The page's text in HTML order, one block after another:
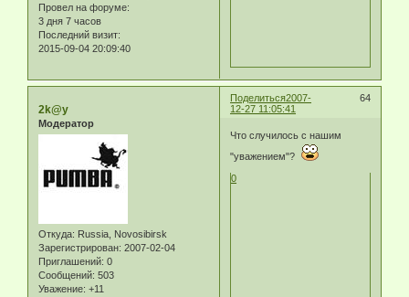
Провел на форуме:
3 дня 7 часов
Последний визит:
2015-09-04 20:09:40
Поделиться 64
2007-
12-27 11:05:41
2k@y
Модератор
Откуда: Russia, Novosibirsk
Зарегистрирован: 2007-02-04
Приглашений: 0
Сообщений: 503
Уважение: +11
Что случилось с нашим
"уважением"?
0